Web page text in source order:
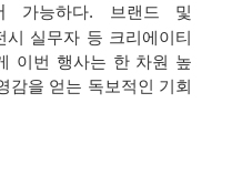
가능하다. 브랜드 및
실무자 등 크리에이티
이번 행사는 한 차원 높
감을 얻는 독보적인 기회